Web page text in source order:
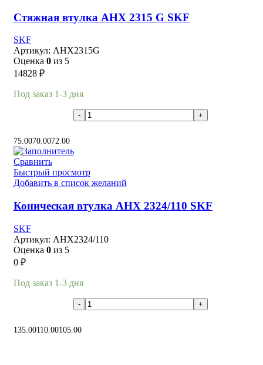
Стяжная втулка AHX 2315 G SKF
SKF
Артикул: AHX2315G
Оценка 0 из 5
14828 ₽
Под заказ 1-3 дня
75.0070.0072.00
Сравнить
Быстрый просмотр
Добавить в список желаний
Коническая втулка AHX 2324/110 SKF
SKF
Артикул: AHX2324/110
Оценка 0 из 5
0 ₽
Под заказ 1-3 дня
135.00110.00105.00